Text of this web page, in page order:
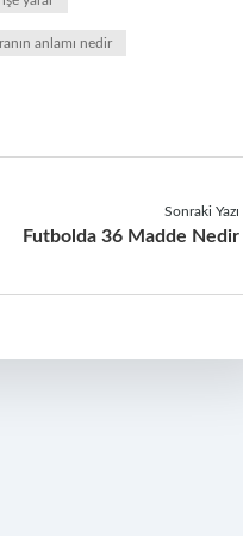
anlamı nedir
Sonraki Yazı
Futbolda 36 Madde Nedir